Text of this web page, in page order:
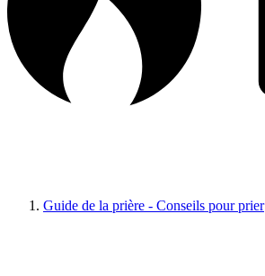
Guide de la prière - Conseils pour prier